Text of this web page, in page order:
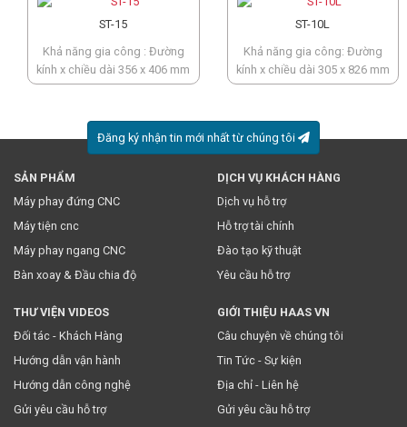
ST-15
Khả năng gia công : Đường
kính x chiều dài 356 x 406 mm
ST-10L
Khả năng gia công: Đường
kính x chiều dài 305 x 826 mm
Đăng ký nhận tin mới nhất từ chúng tôi
* Việc này đồng nghĩa với việc bạn chấp nhậnchính sách
của chúng tôi.
SẢN PHẨM
Máy phay đứng CNC
Máy tiện cnc
Máy phay ngang CNC
Bàn xoay & Đầu chia độ
DỊCH VỤ KHÁCH HÀNG
Dịch vụ hỗ trợ
Hỗ trợ tài chính
Đào tạo kỹ thuật
Yêu cầu hỗ trợ
THƯ VIỆN VIDEOS
Đối tác - Khách Hàng
Hướng dẫn vận hành
Hướng dẫn công nghệ
Gửi yêu cầu hỗ trợ
GIỚI THIỆU HAAS VN
Câu chuyện về chúng tôi
Tin Tức - Sự kiện
Địa chỉ - Liên hệ
Gửi yêu cầu hỗ trợ